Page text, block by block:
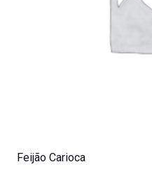
Feijão Carioca